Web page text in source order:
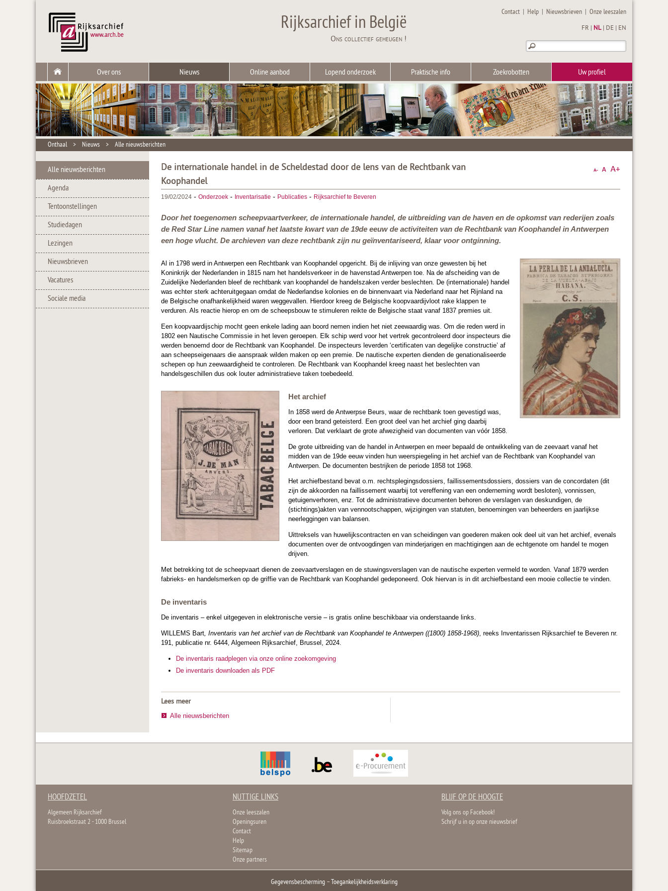
Rijksarchief in België
Ons collectief geheugen !
Contact | Help | Nieuwsbrieven |Onze leeszalen
FR NL DE EN
Over ons Nieuws Online aanbod Lopend onderzoek Praktische info Zoekrobotten Uw profiel
Onthaal > Nieuws > Alle nieuwsberichten
Alle nieuwsberichten
Agenda
Tentoonstellingen
Studiedagen
Lezingen
Nieuwsbrieven
Vacatures
Sociale media
De internationale handel in de Scheldestad door de lens van de Rechtbank van
Koophandel
19/02/2024 - Onderzoek - Inventarisatie - Publicaties - Rijksarchief te Beveren
Door het toegenomen scheepvaartverkeer, de internationale handel, de uitbreiding van de haven en de opkomst van rederijen zoals
de Red Star Line namen vanaf het laatste kwart van de 19de eeuw de activiteiten van de Rechtbank van Koophandel in Antwerpen
een hoge vlucht. De archieven van deze rechtbank zijn nu geïnventariseerd, klaar voor ontginning.
Al in 1798 werd in Antwerpen een Rechtbank van Koophandel opgericht. Bij de inlijving van onze gewesten bij het
Koninkrijk der Nederlanden in 1815 nam het handelsverkeer in de havenstad Antwerpen toe. Na de afscheiding van de
Zuidelijke Nederlanden bleef de rechtbank van koophandel de handelszaken verder beslechten. De (internationale) handel
was echter sterk achteruitgegaan omdat de Nederlandse kolonies en de binnenvaart via Nederland naar het Rijnland na
de Belgische onafhankelijkheid waren weggevallen. Hierdoor kreeg de Belgische koopvaardijvloot rake klappen te
verduren. Als reactie hierop en om de scheepsbouw te stimuleren reikte de Belgische staat vanaf 1837 premies uit.
Een koopvaardijschip mocht geen enkele lading aan boord nemen indien het niet zeewaardig was. Om die reden werd in
1802 een Nautische Commissie in het leven geroepen. Elk schip werd voor het vertrek gecontroleerd door inspecteurs die
werden benoemd door de Rechtbank van Koophandel. De inspecteurs leverden ‘certificaten van degelijke constructie’ af
aan scheepseigenaars die aanspraak wilden maken op een premie. De nautische experten dienden de genationaliseerde
schepen op hun zeewaardigheid te controleren. De Rechtbank van Koophandel kreeg naast het beslechten van
handelsgeschillen dus ook louter administratieve taken toebedeeld.
Het archief
In 1858 werd de Antwerpse Beurs, waar de rechtbank toen gevestigd was,
door een brand geteisterd. Een groot deel van het archief ging daarbij
verloren. Dat verklaart de grote afwezigheid van documenten van vóór 1858.
De grote uitbreiding van de handel in Antwerpen en meer bepaald de ontwikkeling van de zeevaart vanaf het
midden van de 19de eeuw vinden hun weerspiegeling in het archief van de Rechtbank van Koophandel van
Antwerpen. De documenten bestrijken de periode 1858 tot 1968.
Het archiefbestand bevat o.m. rechtsplegingsdossiers, faillissementsdossiers, dossiers van de concordaten (dit
zijn de akkoorden na faillissement waarbij tot vereffening van een onderneming wordt besloten), vonnissen,
getuigenverhoren, enz. Tot de administratieve documenten behoren de verslagen van deskundigen, de
(stichtings)akten van vennootschappen, wijzigingen van statuten, benoemingen van beheerders en jaarlijkse
neerleggingen van balansen.
Uittreksels van huwelijkscontracten en van scheidingen van goederen maken ook deel uit van het archief, evenals
documenten over de ontvoogdingen van minderjarigen en machtigingen aan de echtgenote om handel te mogen
drijven.
Met betrekking tot de scheepvaart dienen de zeevaartverslagen en de stuwingsverslagen van de nautische experten vermeld te worden. Vanaf 1879 werden
fabrieks- en handelsmerken op de griffie van de Rechtbank van Koophandel gedeponeerd. Ook hiervan is in dit archiefbestand een mooie collectie te vinden.
De inventaris
De inventaris – enkel uitgegeven in elektronische versie – is gratis online beschikbaar via onderstaande links.
WILLEMS Bart , Inventaris van het archief van de Rechtbank van Koophandel te Antwerpen ((1800) 1858-1968) , reeks Inventaris­sen Rijksarchief te Beveren nr.
191, publicatie nr. 6444, Algemeen Rijksarchief, Brussel, 2024.
De inventaris raadplegen via onze online zoekomgeving
De inventaris downloaden als PDF
Lees meer
Alle nieuwsberichten
HOOFDZETEL
Algemeen Rijksarchief
Ruisbroekstraat 2 - 1000 Brussel
NUTTIGE LINKS
Onze leeszalen
Openingsuren
Contact
Help
Sitemap
Onze partners
BLIJF OP DE HOOGTE
Volg ons op Facebook!
Schrijf u in op onze nieuwsbrief
Gegevensbescherming–Toegankelijkheidsverklaring